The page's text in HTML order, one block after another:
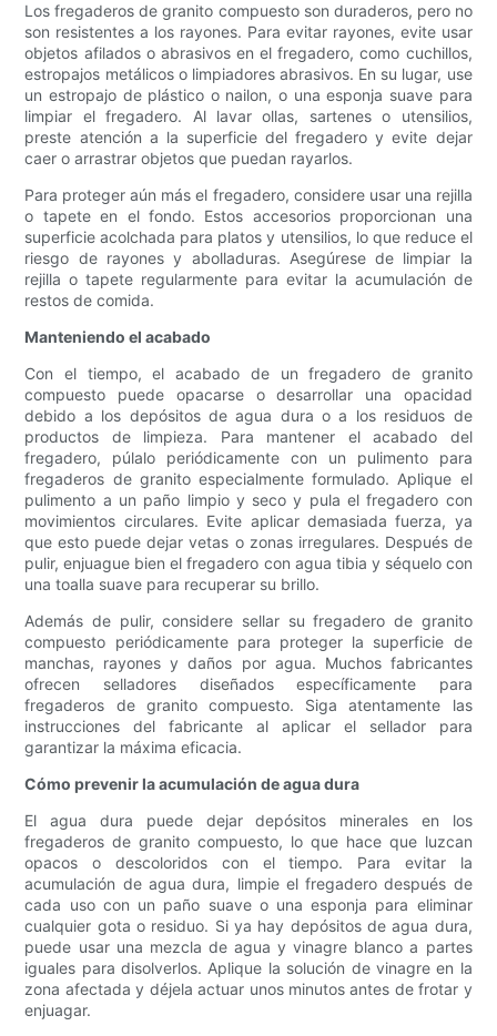
Los fregaderos de granito compuesto son duraderos, pero no
son resistentes a los rayones. Para evitar rayones, evite usar
objetos afilados o abrasivos en el fregadero, como cuchillos,
estropajos metálicos o limpiadores abrasivos. En su lugar, use
un estropajo de plástico o nailon, o una esponja suave para
limpiar el fregadero. Al lavar ollas, sartenes o utensilios,
preste atención a la superficie del fregadero y evite dejar
caer o arrastrar objetos que puedan rayarlos.
Para proteger aún más el fregadero, considere usar una rejilla
o tapete en el fondo. Estos accesorios proporcionan una
superficie acolchada para platos y utensilios, lo que reduce el
riesgo de rayones y abolladuras. Asegúrese de limpiar la
rejilla o tapete regularmente para evitar la acumulación de
restos de comida.
Manteniendo el acabado
Con el tiempo, el acabado de un fregadero de granito
compuesto puede opacarse o desarrollar una opacidad
debido a los depósitos de agua dura o a los residuos de
productos de limpieza. Para mantener el acabado del
fregadero, púlalo periódicamente con un pulimento para
fregaderos de granito especialmente formulado. Aplique el
pulimento a un paño limpio y seco y pula el fregadero con
movimientos circulares. Evite aplicar demasiada fuerza, ya
que esto puede dejar vetas o zonas irregulares. Después de
pulir, enjuague bien el fregadero con agua tibia y séquelo con
una toalla suave para recuperar su brillo.
Además de pulir, considere sellar su fregadero de granito
compuesto periódicamente para proteger la superficie de
manchas, rayones y daños por agua. Muchos fabricantes
ofrecen selladores diseñados específicamente para
fregaderos de granito compuesto. Siga atentamente las
instrucciones del fabricante al aplicar el sellador para
garantizar la máxima eficacia.
Cómo prevenir la acumulación de agua dura
El agua dura puede dejar depósitos minerales en los
fregaderos de granito compuesto, lo que hace que luzcan
opacos o descoloridos con el tiempo. Para evitar la
acumulación de agua dura, limpie el fregadero después de
cada uso con un paño suave o una esponja para eliminar
cualquier gota o residuo. Si ya hay depósitos de agua dura,
puede usar una mezcla de agua y vinagre blanco a partes
iguales para disolverlos. Aplique la solución de vinagre en la
zona afectada y déjela actuar unos minutos antes de frotar y
enjuagar.